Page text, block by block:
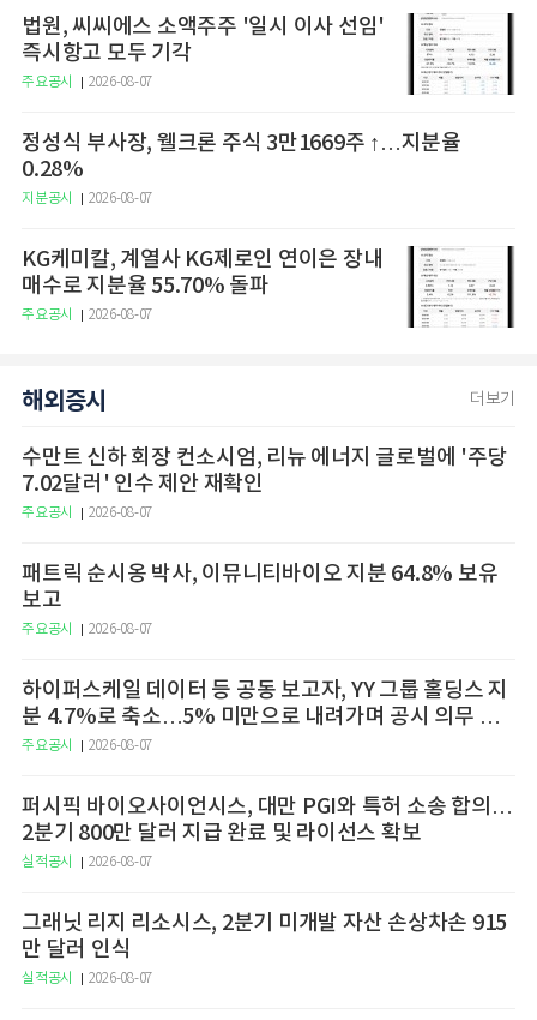
법원, 씨씨에스 소액주주 '일시 이사 선임'
즉시항고 모두 기각
주요공시 2026-08-07
정성식 부사장, 웰크론 주식 3만1669주 ↑…지분율
0.28%
지분공시 2026-08-07
KG케미칼, 계열사 KG제로인 연이은 장내
매수로 지분율 55.70% 돌파
주요공시 2026-08-07
해외증시 더보기
수만트 신하 회장 컨소시엄, 리뉴 에너지 글로벌에 '주당
7.02달러' 인수 제안 재확인
주요공시 2026-08-07
패트릭 순시옹 박사, 이뮤니티바이오 지분 64.8% 보유
보고
주요공시 2026-08-07
하이퍼스케일 데이터 등 공동 보고자, YY 그룹 홀딩스 지
분 4.7%로 축소…5% 미만으로 내려가며 공시 의무 종
료
주요공시 2026-08-07
퍼시픽 바이오사이언시스, 대만 PGI와 특허 소송 합의…
2분기 800만 달러 지급 완료 및 라이선스 확보
실적공시 2026-08-07
그래닛 리지 리소시스, 2분기 미개발 자산 손상차손 915
만 달러 인식
실적공시 2026-08-07